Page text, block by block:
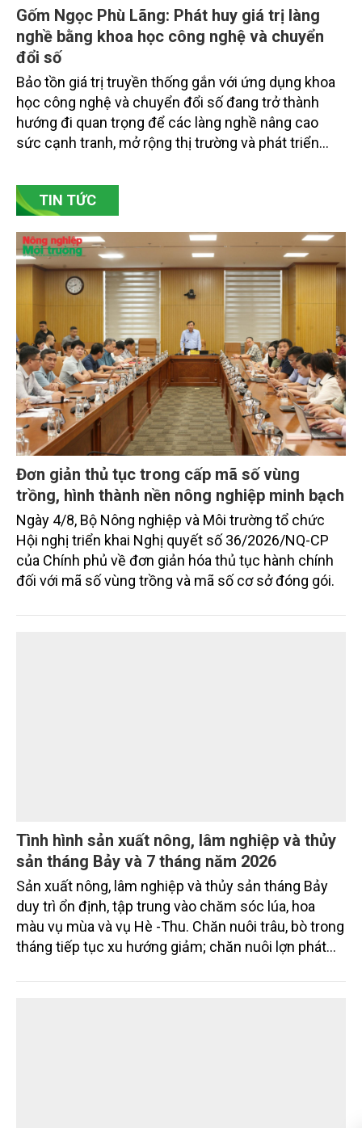
Gốm Ngọc Phù Lãng: Phát huy giá trị làng
nghề bằng khoa học công nghệ và chuyển
đổi số
Bảo tồn giá trị truyền thống gắn với ứng dụng khoa
học công nghệ và chuyển đổi số đang trở thành
hướng đi quan trọng để các làng nghề nâng cao
bền vững. Tại làng gốm Phù Lãng, xã Phù Lãng, tỉnh
Bắc Ninh, nhiều nghệ nhân và cơ sở sản xuất đã
chủ động đổi mới tư duy, đầu tư công nghệ, xây
dựng thương hiệu trên nền tảng giá trị truyền thống.
TIN TỨC
Đơn giản thủ tục trong cấp mã số vùng
trồng, hình thành nền nông nghiệp minh bạch
Ngày 4/8, Bộ Nông nghiệp và Môi trường tổ chức
Hội nghị triển khai Nghị quyết số 36/2026/NQ-CP
của Chính phủ về đơn giản hóa thủ tục hành chính
đối với mã số vùng trồng và mã số cơ sở đóng gói.
Tình hình sản xuất nông, lâm nghiệp và thủy
sản tháng Bảy và 7 tháng năm 2026
Sản xuất nông, lâm nghiệp và thủy sản tháng Bảy
duy trì ổn định, tập trung vào chăm sóc lúa, hoa
màu vụ mùa và vụ Hè -Thu. Chăn nuôi trâu, bò trong